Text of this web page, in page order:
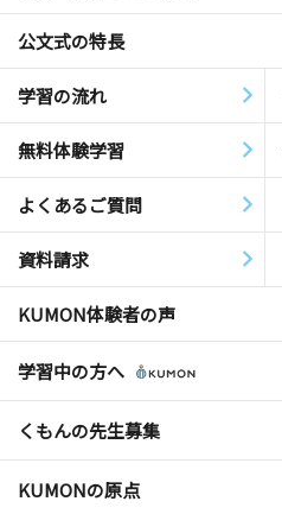
公文式の特長
学習の流れ
無料体験学習
よくあるご質問
資料請求
KUMON体験者の声
学習中の方へ
くもんの先生募集
KUMONの原点